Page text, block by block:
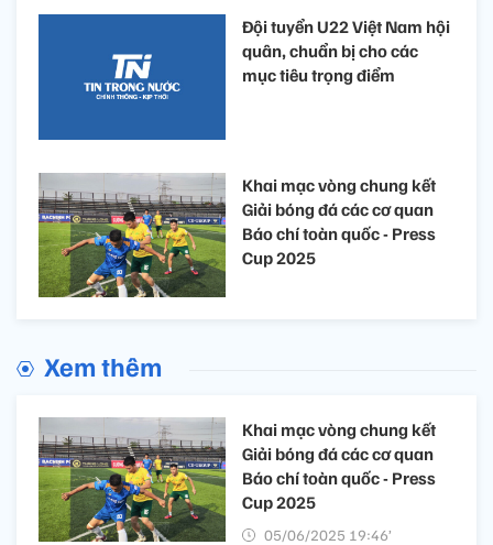
Đội tuyển U22 Việt Nam hội
quân, chuẩn bị cho các
mục tiêu trọng điểm
Khai mạc vòng chung kết
Giải bóng đá các cơ quan
Báo chí toàn quốc - Press
Cup 2025
Xem thêm
Khai mạc vòng chung kết
Giải bóng đá các cơ quan
Báo chí toàn quốc - Press
Cup 2025
05/06/2025 19:46’